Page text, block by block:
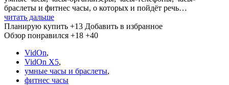
браслеты и фитнес часы, о которых и пойдёт речь…
читать дальше
Планирую купить +13 Добавить в избранное
Обзор понравился +18 +40
VidOn,
VidOn X5,
умные часы и браслеты,
фитнес часы